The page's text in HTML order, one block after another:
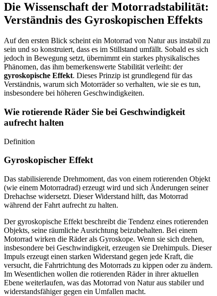
Die Wissenschaft der Motorradstabilität:
Verständnis des Gyroskopischen Effekts
Auf den ersten Blick scheint ein Motorrad von Natur aus instabil zu
sein und so konstruiert, dass es im Stillstand umfällt. Sobald es sich
jedoch in Bewegung setzt, übernimmt ein starkes physikalisches
Phänomen, das ihm bemerkenswerte Stabilität verleiht: der
gyroskopische Effekt. Dieses Prinzip ist grundlegend für das
Verständnis, warum sich Motorräder so verhalten, wie sie es tun,
insbesondere bei höheren Geschwindigkeiten.
Wie rotierende Räder Sie bei Geschwindigkeit
aufrecht halten
Definition
Gyroskopischer Effekt
Das stabilisierende Drehmoment, das von einem rotierenden Objekt
(wie einem Motorradrad) erzeugt wird und sich Änderungen seiner
Drehachse widersetzt. Dieser Widerstand hilft, das Motorrad
während der Fahrt aufrecht zu halten.
Der gyroskopische Effekt beschreibt die Tendenz eines rotierenden
Objekts, seine räumliche Ausrichtung beizubehalten. Bei einem
Motorrad wirken die Räder als Gyroskope. Wenn sie sich drehen,
insbesondere bei Geschwindigkeit, erzeugen sie Drehimpuls. Dieser
Impuls erzeugt einen starken Widerstand gegen jede Kraft, die
versucht, die Fahrtrichtung des Motorrads zu kippen oder zu ändern.
Im Wesentlichen wollen die rotierenden Räder in ihrer aktuellen
Ebene weiterlaufen, was das Motorrad von Natur aus stabiler und
widerstandsfähiger gegen ein Umfallen macht.